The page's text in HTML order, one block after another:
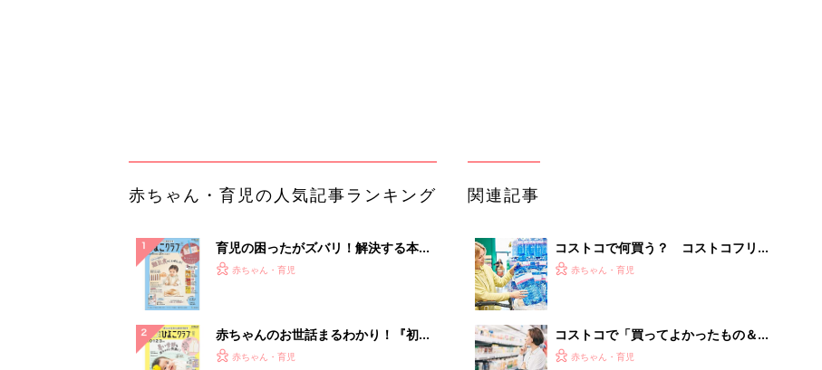
るだけで得する事とは
PR（イエウール）
ランキングをもっと見る